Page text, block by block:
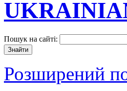
Пошук на сайті:
Розширений